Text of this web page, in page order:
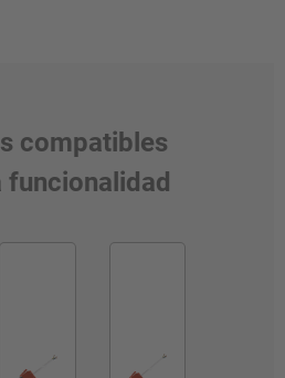
compatibles
funcionalidad